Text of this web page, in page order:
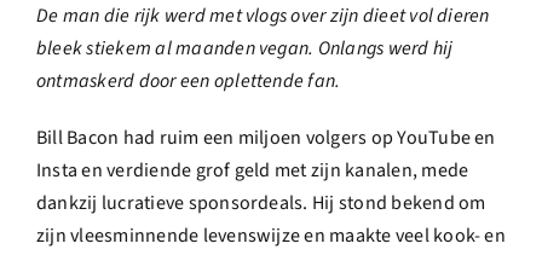
English
De man die rijk werd met vlogs over zijn dieet vol dieren
bleek stiekem al maanden vegan. Onlangs werd hij
ontmaskerd door een oplettende fan.
Bill Bacon had ruim een miljoen volgers op YouTube en
Insta en verdiende grof geld met zijn kanalen, mede
dankzij lucratieve sponsordeals. Hij stond bekend om
zijn vleesminnende levenswijze en maakte veel kook- en